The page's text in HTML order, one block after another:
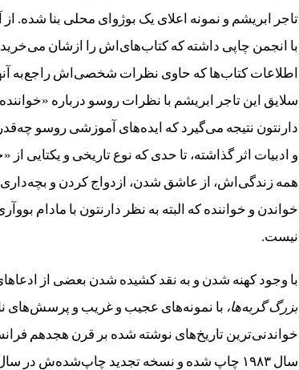
تاجر ابریشم و نمونه‌ اعلای یک بوژوای محلی بنا شده.
با انجمن چاپی داشته که کتاب‌های‌اش را ازشان
اطلاعات کتاب‌ها که حاوی نظرات شخصی‌اش راجع‌به‌
سلایق این تاجر ابریشم با نظرات روسو درباره‌
دارنتون نتیجه می‌گیرد که ایده‌های آموزشی‌ روسو
و ادبیات اثر گذاشته، تا حدی که نوع تاریخی و یکتایی
همه‌ زندگی‌اش، از عاشق شدن، ازدواج کردن و بچه‌داری
خواندن و خواننده که البته به نظر دارنتون با مادام
نیست.
با وجود کهنه شدن و به نقد کشیده شدن بعضی از
بزرگ گربه‌ها، با نمونه‌های عجیب و غریب‌ و پرسش‌های
خواندنی‌ترین تاریخ‌های نوشته شده بر قرن هجدهم
سال ۱۹۸۳ چاپ شده و نسخه‌ تجدید چاپ‌شده‌ش در سال ۱۹۹۹ را می‌توانید از